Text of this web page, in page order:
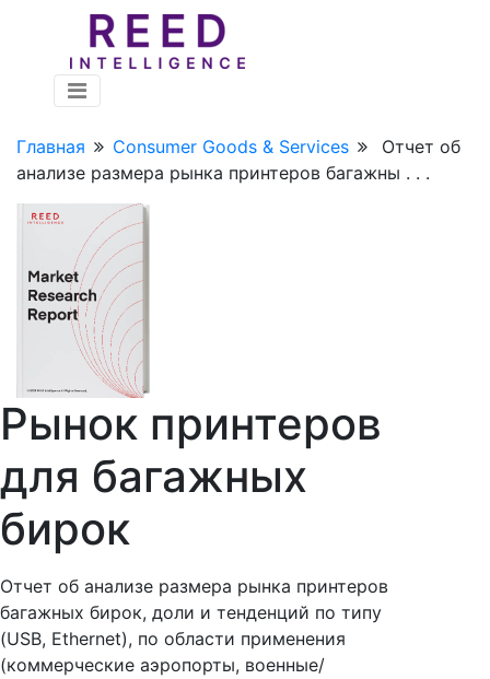
Главная Consumer Goods & Services
Отчет об
анализе размера рынка принтеров багажны . . .
Рынок принтеров
для багажных
бирок
Отчет об анализе размера рынка принтеров
багажных бирок, доли и тенденций по типу
(USB, Ethernet), по области применения
(коммерческие аэропорты, военные/